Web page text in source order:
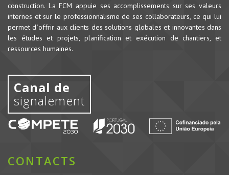
construction. La FCM appuie ses accomplissements sur ses valeurs
internes et sur le professionnalisme de ses collaborateurs, ce qui lui
permet d`offrir aux clients des solutions globales et innovantes dans
les études et projets, planification et exécution de chantiers, et
ressources humaines.
Canal de
signalement
CONTACTS